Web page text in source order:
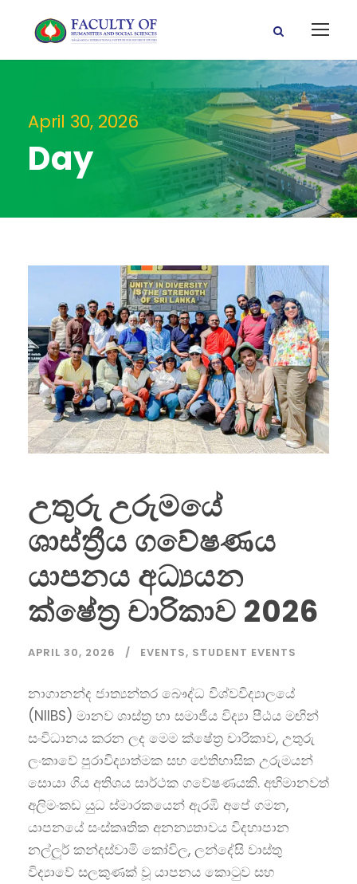
April 30, 2026
Day
උතුරු උරුමයේ
ශාස්ත්‍රීය ගවේෂණය
යාපනය අධ්‍යයන
ක්ෂේත්‍ර චාරිකාව 2026
APRIL 30, 2026 EVENTS, STUDENT EVENTS
නාගානන්ද ජාත්‍යන්තර බෞද්ධ විශ්වවිද්‍යාලයේ
(NIIBS) මානව ශාස්ත්‍ර හා සමාජීය විද්‍යා පීඨය මඟින්
සංවිධානය කරන ලද මෙම ක්ෂේත්‍ර චාරිකාව, උතුරු
ලංකාවේ පුරාවිද්‍යාත්මක සහ ඓතිහාසික උරුමයන්
සොයා ගිය අතිශය සාර්ථක ගවේෂණයකි. අභිමානවත්
අලිමංකඩ යුධ ස්මාරකයෙන් ඇරඹි අපේ ගමන,
යාපනයේ සංස්කෘතික අනන්‍යතාවය විදහාපාන
නල්ලූර් කන්දස්වාමි කෝවිල, ලන්දේසි වාස්තු
විද්‍යාවේ සලකුණක් වූ යාපනය කොටුව සහ